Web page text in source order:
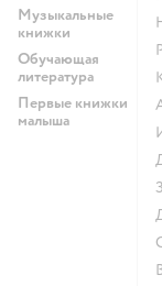
Музыкальные
книжки
Обучающая
литература
Первые книжки
малыша